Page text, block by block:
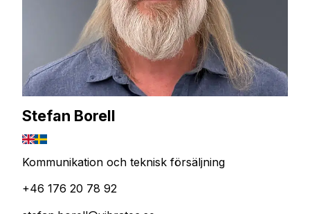
Stefan Borell
Kommunikation och teknisk försäljning
+46 176 20 78 92